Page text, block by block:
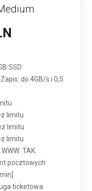
SSD
do 4GB/s i 0,5
limitu
limitu
limitu
TAK
pocztowych
ticketowa